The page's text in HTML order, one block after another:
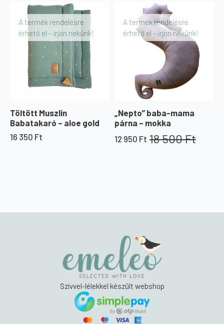
A termék rendelésre
érhető el – írjon nekünk!
Töltött Muszlin
Babatakaró – aloe gold
16 350 Ft
A termék rendelésre
érhető el – írjon nekünk!
„Nepto” baba-mama
párna – mokka
18 500Ft
Original
12 950 Ft
Current
Szívvel-lélekkel készült webshop